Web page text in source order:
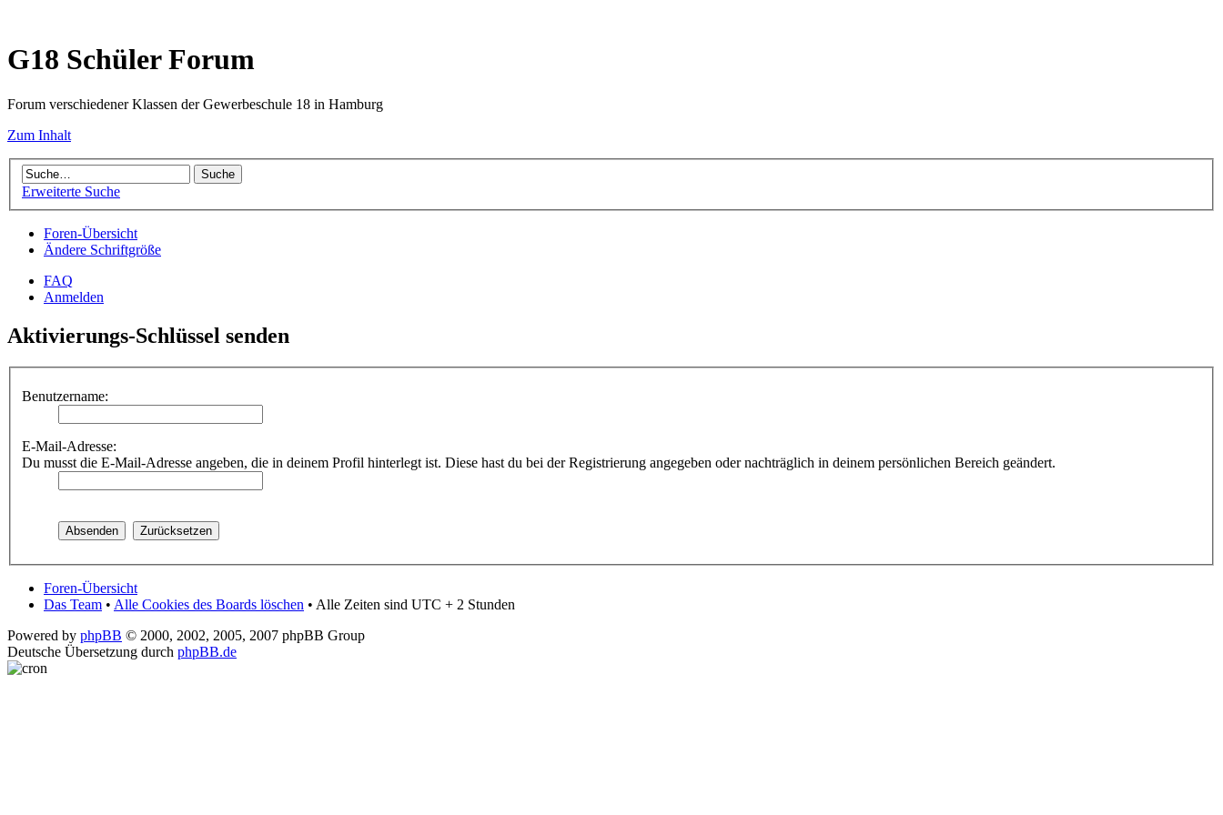
G18 Schüler Forum
Forum verschiedener Klassen der Gewerbeschule 18 in Hamburg
Zum Inhalt
Erweiterte Suche
Foren-Übersicht
Ändere Schriftgröße
FAQ
Anmelden
Aktivierungs-Schlüssel senden
Benutzername:
E-Mail-Adresse:
Du musst die E-Mail-Adresse angeben, die in deinem Profil hinterlegt ist. Diese hast du bei der Registrierung angegeben oder nachträglich in deinem persönlichen Bereich geändert.
Foren-Übersicht
Das Team • Alle Cookies des Boards löschen • Alle Zeiten sind UTC + 2 Stunden
Powered by phpBB © 2000, 2002, 2005, 2007 phpBB Group
Deutsche Übersetzung durch phpBB.de